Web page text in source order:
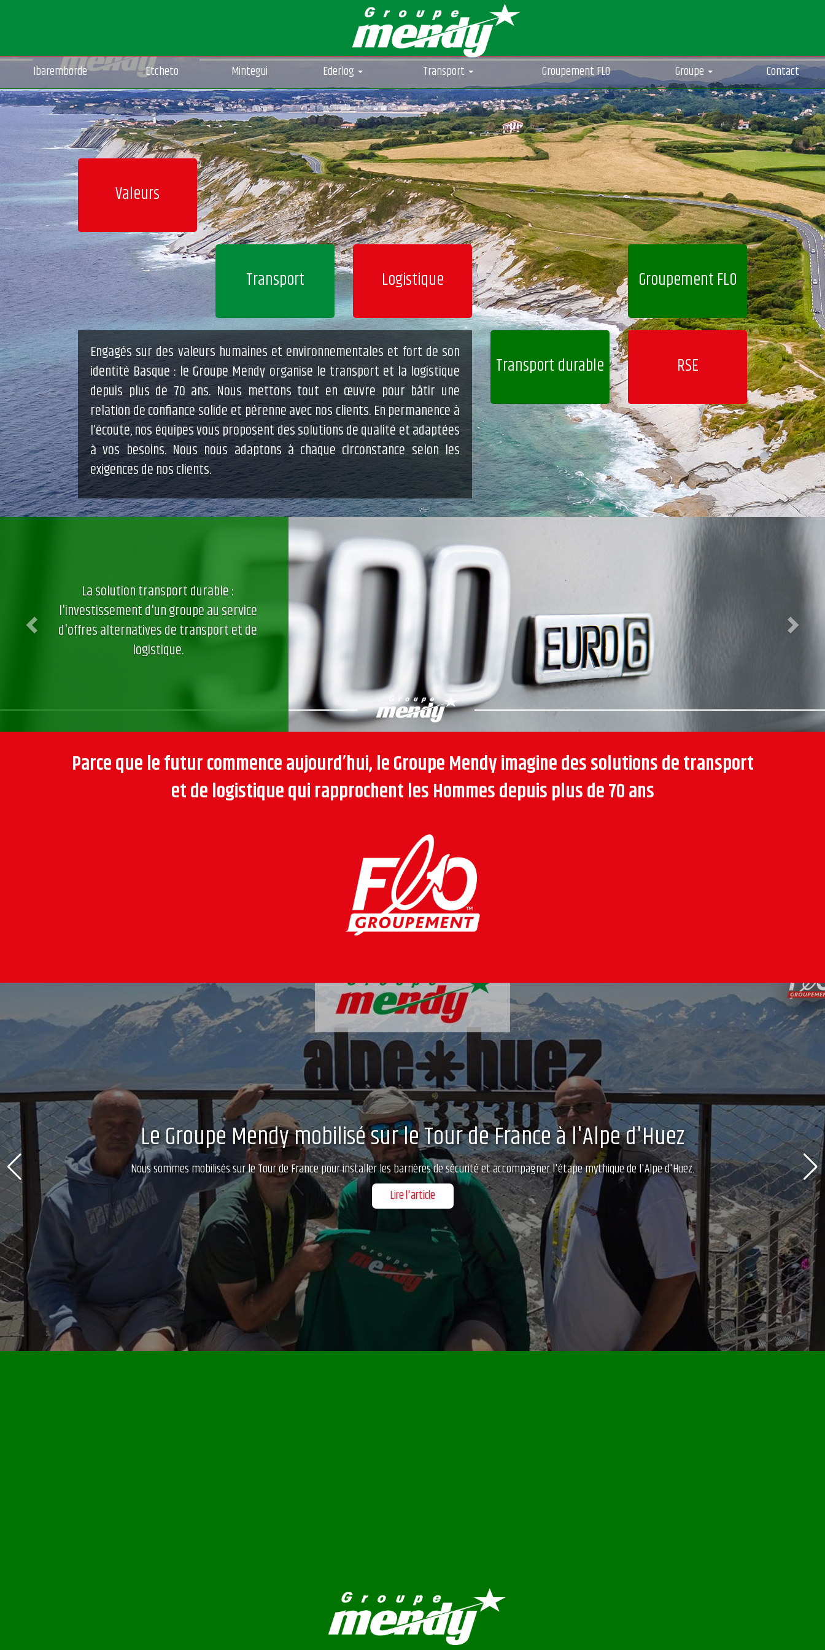
Ibaremborde Etcheto Mintegui Ederlog Transport Groupement FLO Groupe Contact
Valeurs
Transport Logistique Groupement FLO
Engagés sur des valeurs humaines et environnementales et fort de son
identité Basque : le Groupe Mendy organise le transport et la logistique
depuis plus de 70 ans. Nous mettons tout en œuvre pour bâtir une
relation de confiance solide et pérenne avec nos clients. En permanence à
l’écoute, nos équipes vous proposent des solutions de qualité et adaptées
à vos besoins. Nous nous adaptons à chaque circonstance selon les
exigences de nos clients.
Transport durable RSE
La solution transport durable :
l'investissement d'un groupe au service
d'offres alternatives de transport et de
logistique.
Parce que le futur commence aujourd’hui, le Groupe Mendy imagine des solutions de transport
et de logistique qui rapprochent les Hommes depuis plus de 70 ans
Le Groupe Mendy mobilisé sur le Tour de France à l'Alpe d'Huez
Nous sommes mobilisés sur le Tour de France pour installer les barrières de sécurité et accompagner l'étape mythique de l'Alpe d'Huez.
Lire l'article